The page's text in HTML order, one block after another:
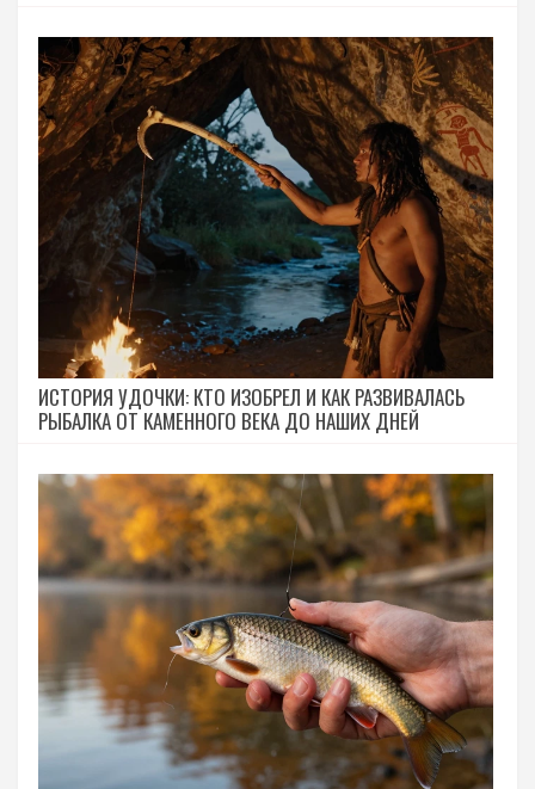
ИСТОРИЯ УДОЧКИ: КТО ИЗОБРЕЛ И КАК РАЗВИВАЛАСЬ
РЫБАЛКА ОТ КАМЕННОГО ВЕКА ДО НАШИХ ДНЕЙ